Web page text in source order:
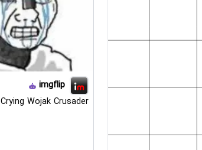
imgflip
Crying Wojak Crusader